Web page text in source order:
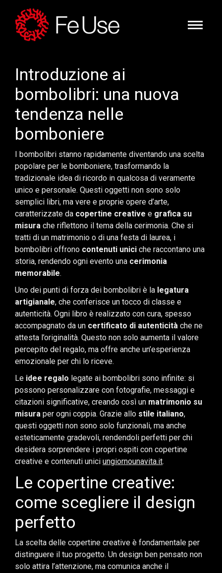
Introduzione ai
bombolibri: una nuova
tendenza nelle
bomboniere
I bombolibri stanno rapidamente diventando una scelta
popolare per le bomboniere, trasformando la
tradizionale idea di ricordo in qualcosa di veramente
unico e personale. Questi oggetti non sono solo
semplici libri, ma vere e proprie opere d’arte,
caratterizzate da copertine creative e grafica su
misura che riflettono il tema della cerimonia. Che si
tratti di un matrimonio o di una festa di laurea, i
bombolibri offrono contenuti unici che raccontano una
storia, rendendo ogni evento una cerimonia
memorabile.
Uno dei punti di forza dei bombolibri è la legatura
artigianale, che conferisce un tocco di classe e
autenticità. Ogni libro è realizzato con cura, spesso
accompagnato da un certificato di autenticità che ne
attesta l’originalità. Questo non solo aumenta il valore
percepito del regalo, ma offre anche un’esperienza
emozionale per chi lo riceve.
Le idee regalo legate ai bombolibri sono infinite: si
possono personalizzare con fotografie, messaggi e
citazioni significative, creando così un matrimonio su
misura per ogni coppia. Grazie allo stile italiano,
questi oggetti non sono solo funzionali, ma anche
esteticamente gradevoli, rendendoli perfetti per chi
desidera sorprendere i propri ospiti con copertine
creative e contenuti unici ungiornounavita.it.
Le copertine creative:
come scegliere il design
perfetto
La scelta delle copertine creative è fondamentale per
distinguere il tuo progetto. Un design ben pensato non
solo attira l’attenzione, ma comunica anche il